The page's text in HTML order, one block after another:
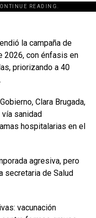
READING.
la campaña de
2026, con énfasis en
priorizando a 40
Clara Brugada,
sanidad
hospitalarias en el
agresiva, pero
secretaria de Salud
vacunación